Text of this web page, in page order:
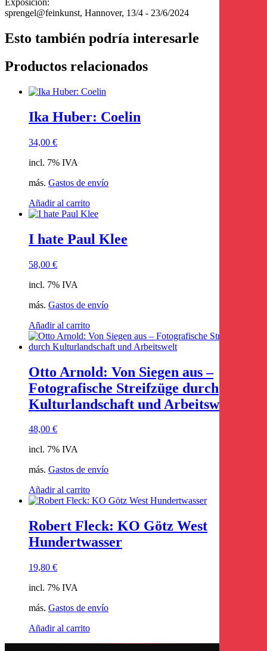
Exposición:
sprengel@feinkunst, Hannover, 13/4 - 23/6/2024
Esto también podría interesarle
Productos relacionados
Ika Huber: Coelin
34,00 €
incl. 7% IVA
más. Gastos de envío
Añadir al carrito
I hate Paul Klee
58,00 €
incl. 7% IVA
más. Gastos de envío
Añadir al carrito
Otto Arnold: Von Siegen aus –
Fotografische Streifzüge durch
Kulturlandschaft und Arbeitswelt
48,00 €
incl. 7% IVA
más. Gastos de envío
Añadir al carrito
Robert Fleck: KO Götz West
Hundertwasser
19,80 €
incl. 7% IVA
más. Gastos de envío
Añadir al carrito